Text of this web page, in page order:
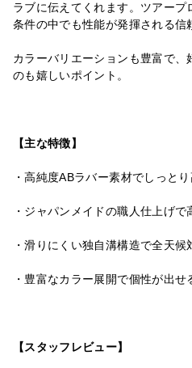
ラブに伝えてくれます。ツアー
条件の中でも性能が発揮される信
カラーバリエーションも豊富で、
のも嬉しいポイント。
【主な特徴】
・高純度ABラバー素材でしっと
・ジャパンメイドの職人仕上げで
・滑りにくい独自溝構造で全天候
・豊富なカラー展開で個性が出せ
【スタッフレビュー】